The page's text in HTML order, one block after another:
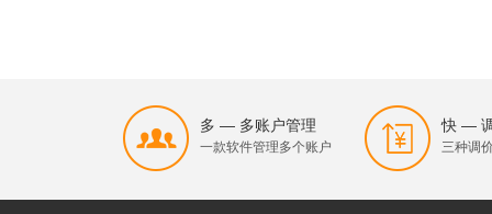
多 — 多账户管理
一款软件管理多个账户
快 —
三种调